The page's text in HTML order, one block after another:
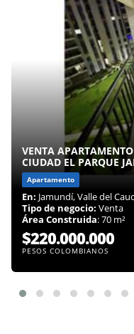
VENTA
CIUDAD EL PARQUE
Apartamento
En: Jamundí, Valle del
Tipo de negocio: Venta
Área Construida: 70 m²
$220.000.000
PESOS COLOMBIANOS